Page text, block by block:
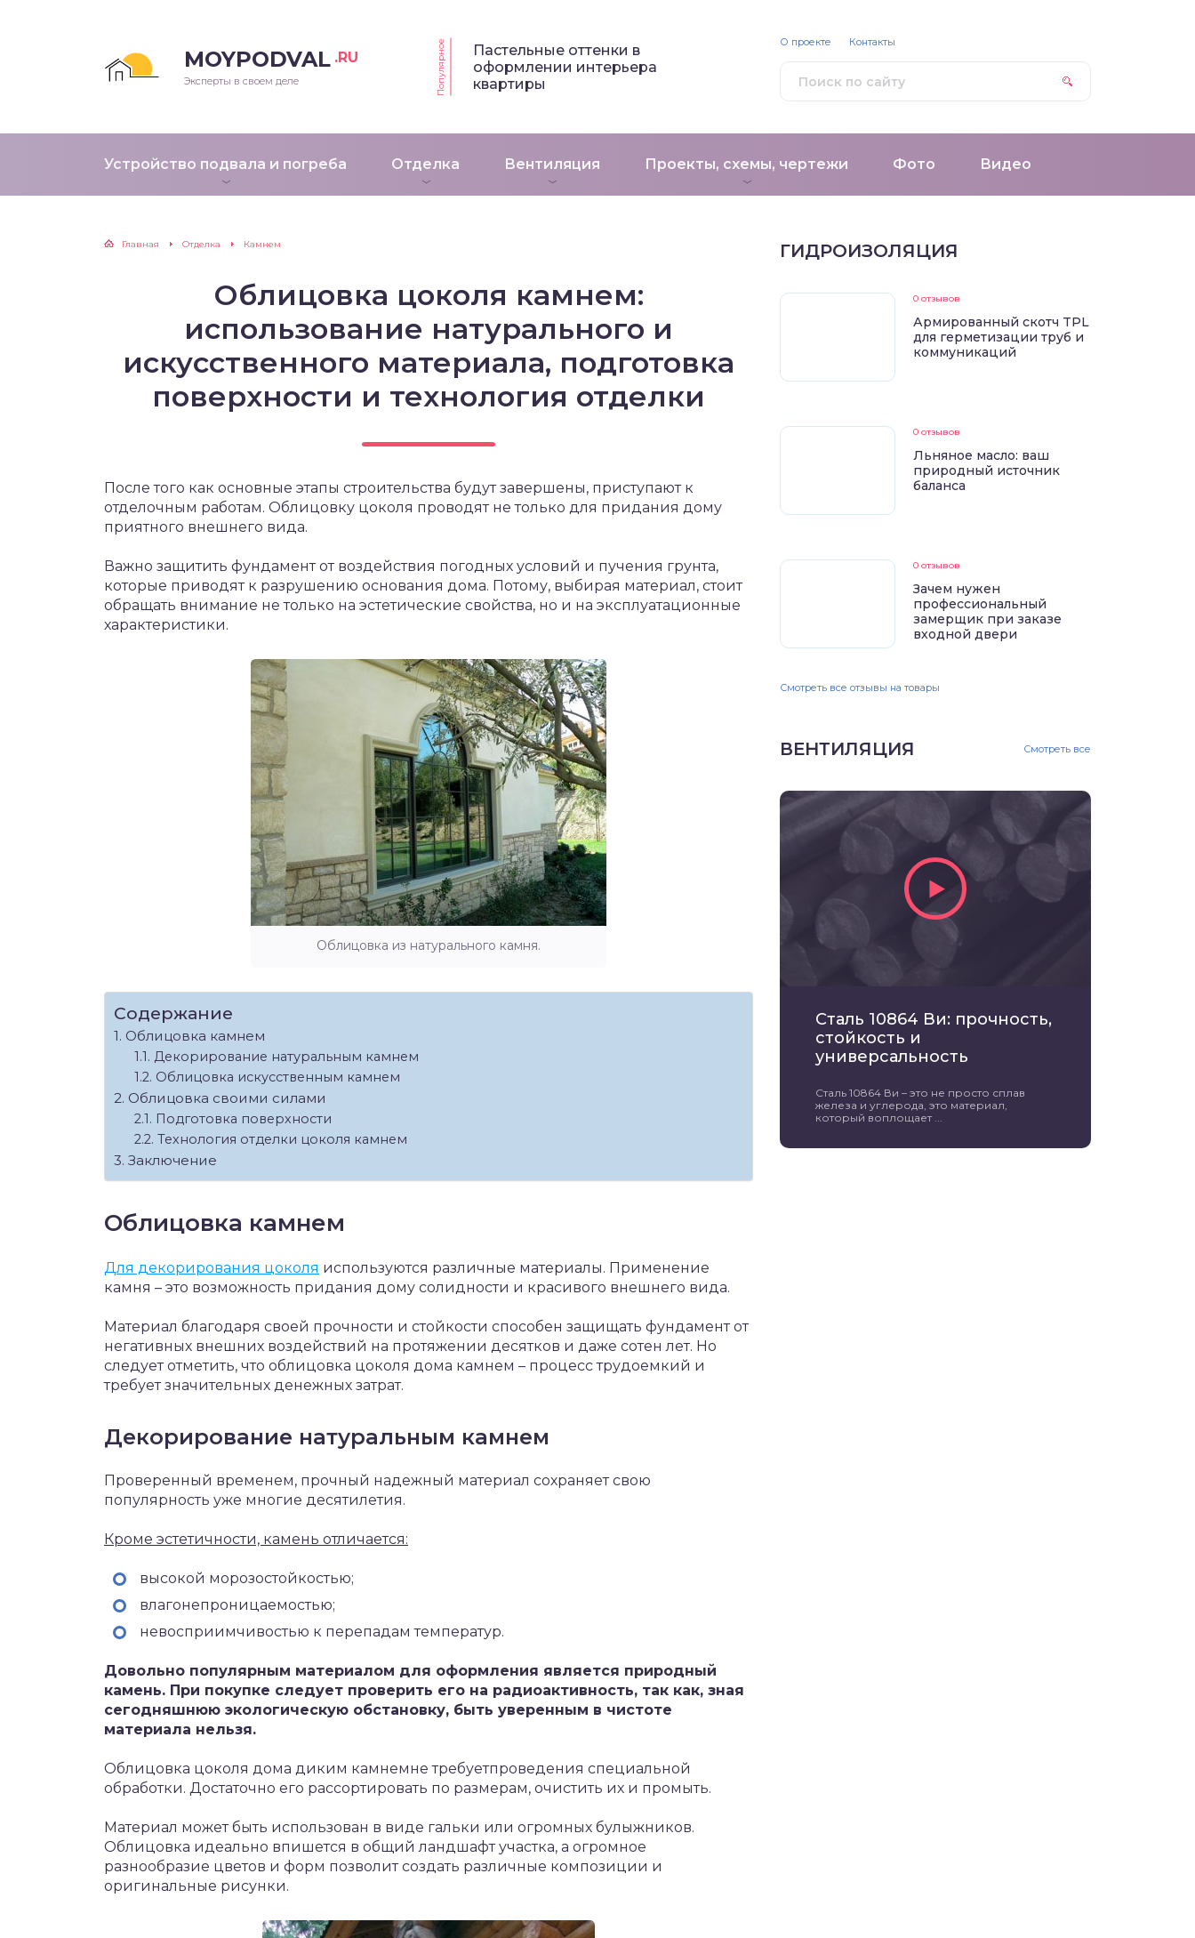
MOYPODVAL .RU
Эксперты в своем деле Популярное
Пастельные оттенки в
оформлении интерьера
квартиры
Устройство подвала и погреба Отделка Вентиляция Проекты, схемы, чертежи Фото Видео
О проекте Контакты
Главная Отделка Камнем
Облицовка цоколя камнем:
использование натурального и
искусственного материала, подготовка
поверхности и технология отделки
После того как основные этапы строительства будут завершены, приступают к
отделочным работам. Облицовку цоколя проводят не только для придания дому
приятного внешнего вида.
Важно защитить фундамент от воздействия погодных условий и пучения грунта,
которые приводят к разрушению основания дома. Потому, выбирая материал, стоит
обращать внимание не только на эстетические свойства, но и на эксплуатационные
характеристики.
Облицовка из натурального камня.
Содержание
Облицовка камнем
Декорирование натуральным камнем
Облицовка искусственным камнем
Облицовка своими силами
Подготовка поверхности
Технология отделки цоколя камнем
Заключение
Облицовка камнем
Для декорирования цоколя используются различные материалы. Применение
камня – это возможность придания дому солидности и красивого внешнего вида.
Материал благодаря своей прочности и стойкости способен защищать фундамент от
негативных внешних воздействий на протяжении десятков и даже сотен лет. Но
следует отметить, что облицовка цоколя дома камнем – процесс трудоемкий и
требует значительных денежных затрат.
Декорирование натуральным камнем
Проверенный временем, прочный надежный материал сохраняет свою
популярность уже многие десятилетия.
Кроме эстетичности, камень отличается:
высокой морозостойкостью;
влагонепроницаемостью;
невосприимчивостью к перепадам температур.
Довольно популярным материалом для оформления является природный
камень. При покупке следует проверить его на радиоактивность, так как, зная
сегодняшнюю экологическую обстановку, быть уверенным в чистоте
материала нельзя.
Облицовка цоколя дома диким камнемне требуетпроведения специальной
обработки. Достаточно его рассортировать по размерам, очистить их и промыть.
Материал может быть использован в виде гальки или огромных булыжников.
Облицовка идеально впишется в общий ландшафт участка, а огромное
разнообразие цветов и форм позволит создать различные композиции и
оригинальные рисунки.
ГИДРОИЗОЛЯЦИЯ
0 отзывов
Армированный скотч TPL
для герметизации труб и
коммуникаций
0 отзывов
Льняное масло: ваш
природный источник
баланса
0 отзывов
Зачем нужен
профессиональный
замерщик при заказе
входной двери
Смотреть все отзывы на товары
ВЕНТИЛЯЦИЯ Смотреть все
Сталь 10864 Ви: прочность,
стойкость и
универсальность
Сталь 10864 Ви – это не просто сплав
железа и углерода, это материал,
который воплощает ...